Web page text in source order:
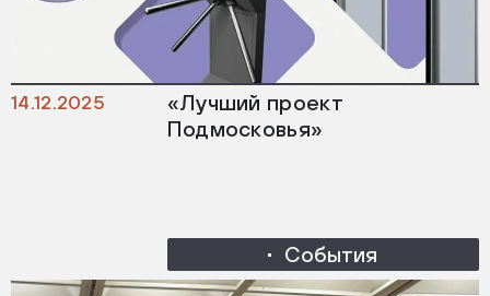
14.12.2025
«Лучший проект
Подмосковья»
События